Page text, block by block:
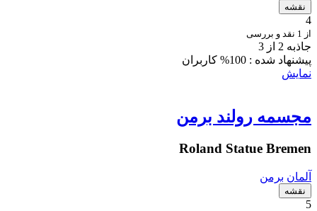
نقشه
4
از 1 نقد و بررسی
جاذبه 2 از 3
پیشنهاد شده : 100% کاربران
نمایش
مجسمه رولند برمن
Roland Statue Bremen
آلمان برمن
نقشه
5